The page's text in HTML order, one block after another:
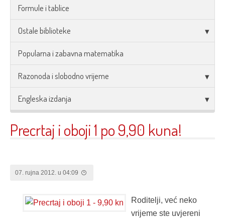
Formule i tablice
Ostale biblioteke
Popularna i zabavna matematika
Razonoda i slobodno vrijeme
Engleska izdanja
Precrtaj i oboji 1 po 9,90 kuna!
07. rujna 2012. u 04:09
Roditelji, već neko
vrijeme ste uvjereni